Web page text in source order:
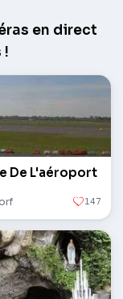
en direct
!
De L'aéroport
147